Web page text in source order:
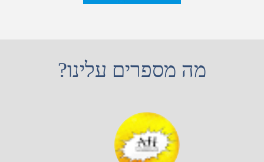
מה מספרים עלינו?